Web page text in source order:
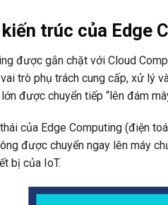
trúc của Edge
được gắn chặt với Cloud
trò phụ trách cung cấp, xử lý
được chuyển tiếp “lên đám
của Edge Computing (điện
được chuyển ngay lên máy
bị của IoT.